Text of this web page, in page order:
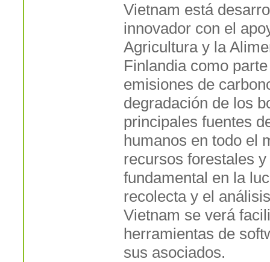
Vietnam está
innovador con el
Agricultura y la
Finlandia como
emisiones de
degradación de los
principales fuentes
humanos en todo el
recursos forestales
fundamental en la
recolecta y el
Vietnam se verá
herramientas de
sus asociados.